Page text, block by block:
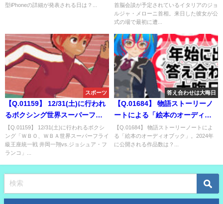
型iPhoneの詳細が発表される日は？...
ョルジャ・メローニ首相。来日
した彼女が公式の場で最初に遭
は？
首脳会談が予定されているイタリアのジョ
ルジャ・メローニ首相。来日した彼女が公
式の場で最初に遭...
スポーツ
【Q.01159】 12/31(土)に行われ
るボクシング世界スーパーフラ
イ級2団体王座統一戦 井岡一翔
vs.ジョシュア・フランコの試合
結果は？
【Q.01159】 12/31(土)に行われるボクシ
ング「ＷＢＯ、ＷＢＡ世界スーパーフライ
級王座統一戦 井岡一翔vs.ジョシュア・フ
ランコ」...
答え合わせは大晦日
【Q.01684】 物語ストーリーノ
ートによる「絵本のオーディオ
ブック」。2024年に公開される
作品数は？
【Q.01684】 物語ストーリーノートによ
る「絵本のオーディオブック」。2024年
に公開される作品数は？...